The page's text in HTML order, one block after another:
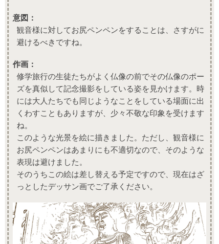
意図：
観音様に対してお尻ペンペンをすることは、さすがに
避けるべきですね。
作画：
修学旅行の生徒たちがよく仏像の前でその仏像のポー
ズを真似して記念撮影をしている姿を見かけます。時
には大人たちでも同じようなことをしている場面に出
くわすこともありますが、少々不敬な印象を受けます
ね。
このような光景を絵に描きました。ただし、観音様に
お尻ペンペンはあまりにも不適切なので、そのような
表現は避けました。
そのうちこの絵は差し替える予定ですので、現在はざ
っとしたデッサン画でご了承ください。